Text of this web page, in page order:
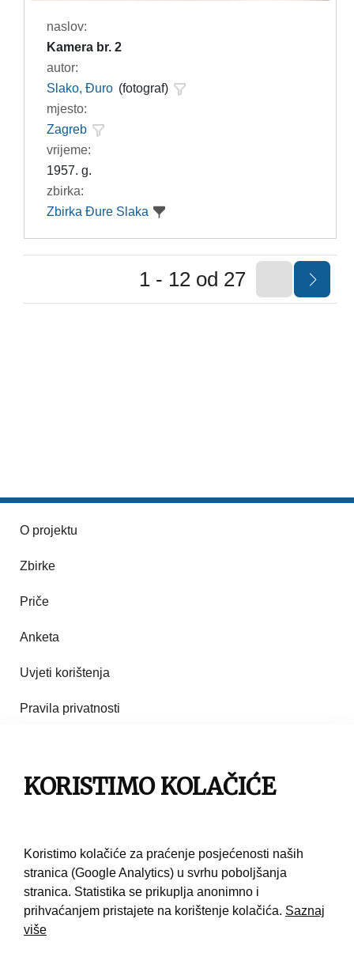
naslov:
Kamera br. 2
autor:
Slako, Đuro (fotograf)
mjesto:
Zagreb
vrijeme:
1957. g.
zbirka:
Zbirka Đure Slaka
1 - 12 od 27
O projektu
Zbirke
Priče
Anketa
Uvjeti korištenja
Pravila privatnosti
Pravila korištenja
KORISTIMO KOLAČIĆE
Koristimo kolačiće za praćenje posjećenosti naših
stranica (Google Analytics) u svrhu poboljšanja
stranica. Statistika se prikuplja anonimno i
prihvaćanjem pristajete na korištenje kolačića. Saznaj
više